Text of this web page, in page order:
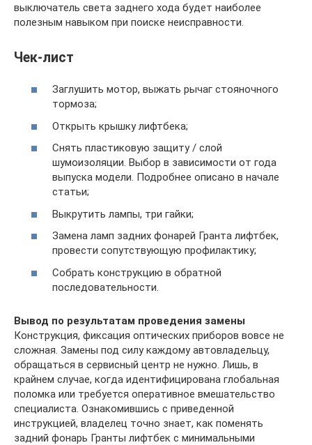
выключатель света заднего хода будет наиболее
полезным навыком при поиске неисправности.
Чек-лист
Заглушить мотор, выжать рычаг стояночного
тормоза;
Открыть крышку лифтбека;
Снять пластиковую защиту / слой
шумоизоляции. Выбор в зависимости от года
выпуска модели. Подробнее описано в начале
статьи;
Выкрутить лампы, три гайки;
Замена ламп задних фонарей Гранта лифтбек,
провести сопутствующую профилактику;
Собрать конструкцию в обратной
последовательности.
Вывод по результатам проведения замены
Конструкция, фиксация оптических приборов вовсе не
сложная. Замены под силу каждому автовладельцу,
обращаться в сервисный центр не нужно. Лишь, в
крайнем случае, когда идентифицирована глобальная
поломка или требуется оперативное вмешательство
специалиста. Ознакомившись с приведенной
инструкцией, владелец точно знает, как поменять
задний фонарь Гранты лифтбек с минимальными